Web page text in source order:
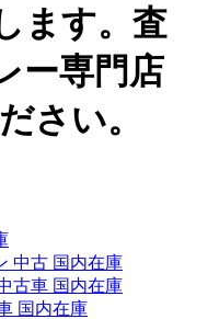
ます。査
ー専門店
さい。
中古 国内在庫
古車 国内在庫
国内在庫